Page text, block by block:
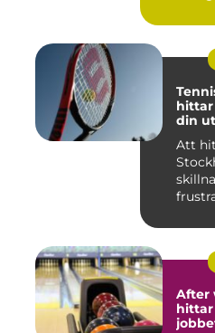
hittar
din
Att
After
hittar